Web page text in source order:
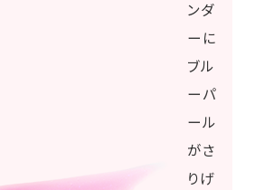
ンダ
ーに
ブル
ーパ
ール
がさ
りげ